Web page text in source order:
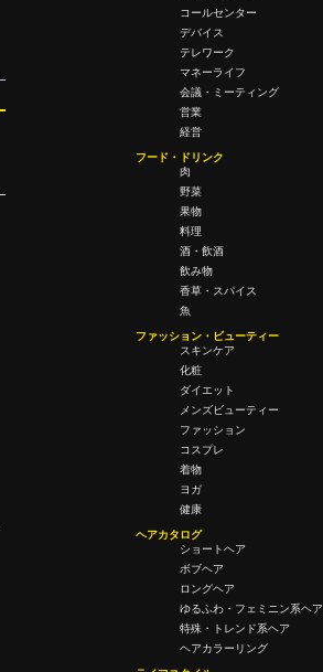
コールセンター
デバイス
テレワーク
マネーライフ
会議・ミーティング
営業
経営
フード・ドリンク
肉
野菜
果物
料理
酒・飲酒
飲み物
香草・スパイス
魚
ファッション・ビューティー
スキンケア
化粧
ダイエット
メンズビューティー
ファッション
コスプレ
着物
ヨガ
健康
ヘアカタログ
ショートヘア
ボブヘア
ロングヘア
ゆるふわ・フェミニン系ヘア
特殊・トレンド系ヘア
ヘアカラーリング